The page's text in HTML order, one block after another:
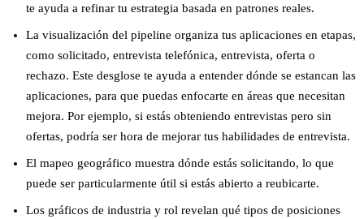
te ayuda a refinar tu estrategia basada en patrones reales.
La visualización del pipeline organiza tus aplicaciones en etapas,
como solicitado, entrevista telefónica, entrevista, oferta o
rechazo. Este desglose te ayuda a entender dónde se estancan las
aplicaciones, para que puedas enfocarte en áreas que necesitan
mejora. Por ejemplo, si estás obteniendo entrevistas pero sin
ofertas, podría ser hora de mejorar tus habilidades de entrevista.
El mapeo geográfico muestra dónde estás solicitando, lo que
puede ser particularmente útil si estás abierto a reubicarte.
Los gráficos de industria y rol revelan qué tipos de posiciones